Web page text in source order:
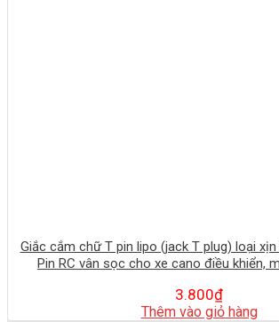
Giắc cắm chữ T pin lipo (jack T plug) loại
Pin RC vân sọc cho xe cano điều khiển,
3.800₫
Thêm vào giỏ hàng